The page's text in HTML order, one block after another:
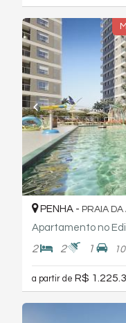
PENHA - PRAIA
2 2 1
a partir de R$